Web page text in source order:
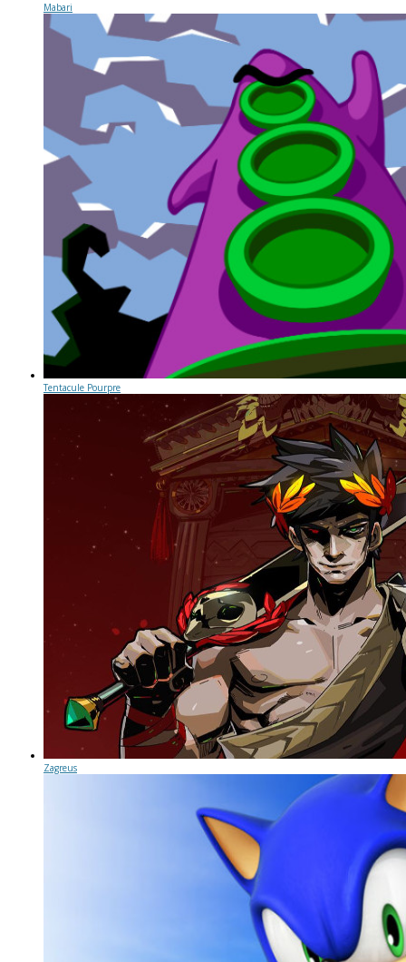
Mabari
Tentacule Pourpre
Zagreus